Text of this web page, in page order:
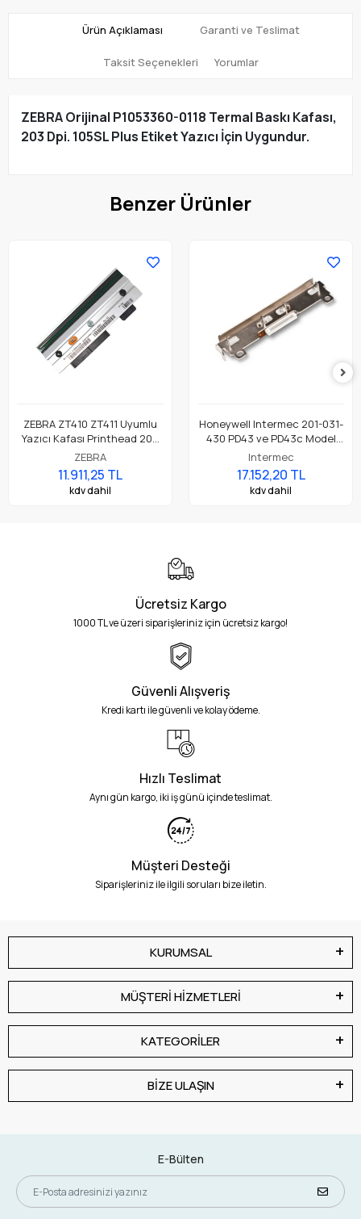
Ürün Açıklaması Garanti ve Teslimat
Taksit Seçenekleri Yorumlar
ZEBRA Orijinal P1053360-0118 Termal Baskı Kafası,
203 Dpi. 105SL Plus Etiket Yazıcı İçin Uygundur.
Benzer Ürünler
ZEBRA ZT410 ZT411 Uyumlu
Yazıcı Kafası Printhead 203
Dpi Parça No: P1058930-009
ZEBRA
11.911,25 TL
kdv dahil
Honeywell Intermec 201-031-
430 PD43 ve PD43c Model
Barkod Etiket Yazıcı 203 Dpi
Termal Baskı Kafası
Intermec
17.152,20 TL
kdv dahil
Ücretsiz Kargo
1000 TL ve üzeri siparişleriniz için ücretsiz kargo!
Güvenli Alışveriş
Kredi kartı ile güvenli ve kolay ödeme.
Hızlı Teslimat
Aynı gün kargo, iki iş günü içinde teslimat.
Müşteri Desteği
Siparişleriniz ile ilgili soruları bize iletin.
KURUMSAL
MÜŞTERİ HİZMETLERİ
KATEGORİLER
BİZE ULAŞIN
E-Bülten